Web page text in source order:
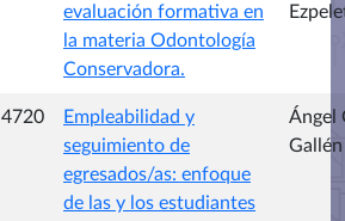
evaluación formativa en
la materia Odontología
Conservadora.
4720
Empleabilidad y
seguimiento de
egresados/as: enfoque
de las y los estudiantes
Ángel
Gallén